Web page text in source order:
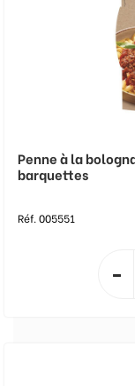
Penne à la
barquettes
Réf. 005551